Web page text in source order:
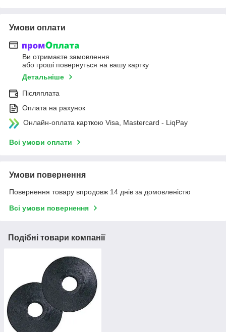
Умови оплати
Ви отримаєте замовлення
або гроші повернуться на вашу картку
Детальніше
Післяплата
Оплата на рахунок
Онлайн-оплата карткою Visa, Mastercard - LiqPay
Всі умови оплати
Умови повернення
Повернення товару впродовж 14 днів за домовленістю
Всі умови повернення
Подібні товари компанії